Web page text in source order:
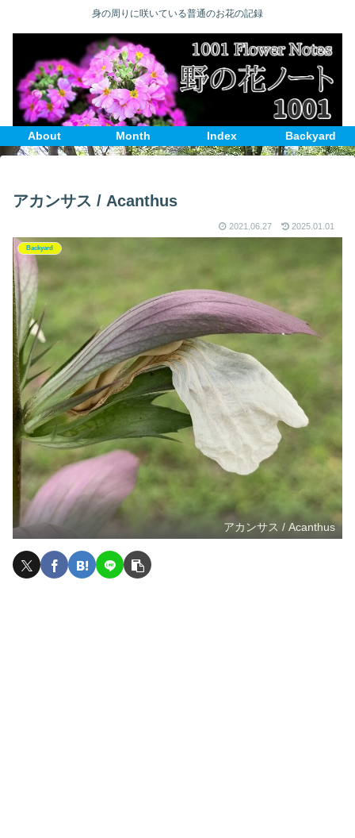
身の周りに咲いている普通のお花の記録
About Month Index Backyard
アカンサス / Acanthus
2021.06.27 2025.01.01
Backyard
アカンサス / Acanthus